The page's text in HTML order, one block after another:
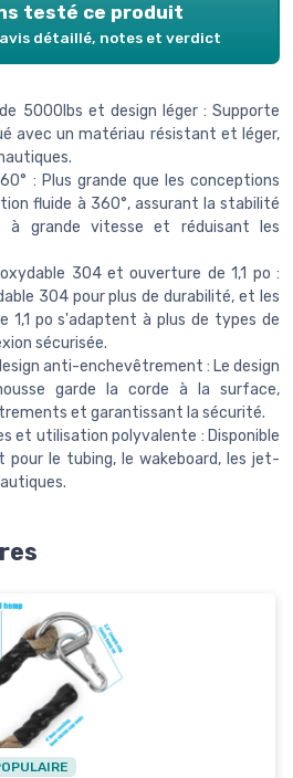
testé ce produit
détaillé, notes et verdict
5000lbs et design léger : Supporte
avec un matériau résistant et léger,
: Plus grande que les conceptions
fluide à 360°, assurant la stabilité
à grande vitesse et réduisant les
304 et ouverture de 1,1 po :
304 pour plus de durabilité, et les
1,1 po s'adaptent à plus de types de
sécurisée.
anti-enchevêtrement : Le design
garde la corde à la surface,
et garantissant la sécurité.
et utilisation polyvalente : Disponible
le tubing, le wakeboard, les jet-